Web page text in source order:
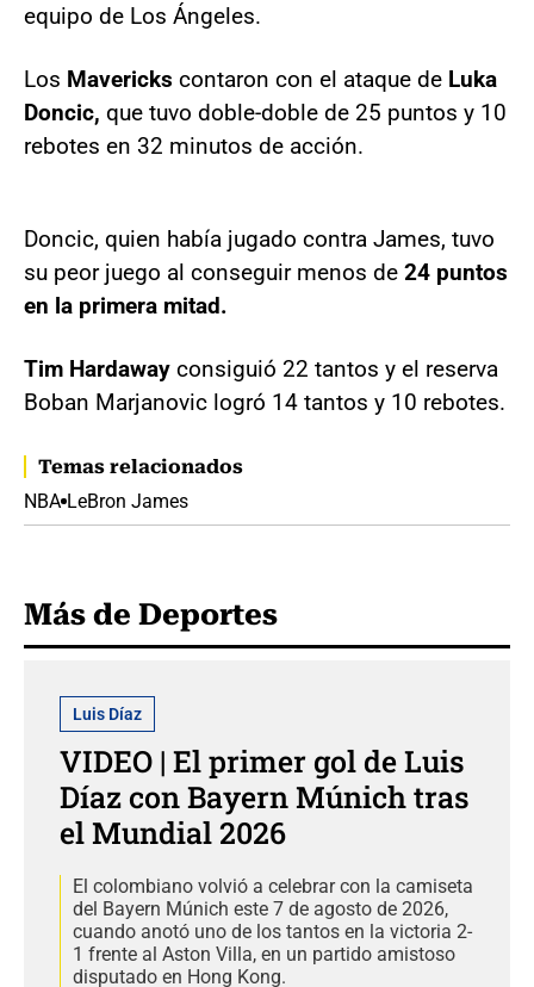
equipo de Los Ángeles.
Los Mavericks contaron con el ataque de Luka
Doncic, que tuvo doble-doble de 25 puntos y 10
rebotes en 32 minutos de acción.
Doncic, quien había jugado contra James, tuvo
su peor juego al conseguir menos de 24 puntos
en la primera mitad.
Tim Hardaway consiguió 22 tantos y el reserva
Boban Marjanovic logró 14 tantos y 10 rebotes.
Temas relacionados
NBA LeBron James
Más de Deportes
Luis Díaz
VIDEO | El primer gol de Luis
Díaz con Bayern Múnich tras
el Mundial 2026
El colombiano volvió a celebrar con la camiseta
del Bayern Múnich este 7 de agosto de 2026,
cuando anotó uno de los tantos en la victoria 2-
1 frente al Aston Villa, en un partido amistoso
disputado en Hong Kong.